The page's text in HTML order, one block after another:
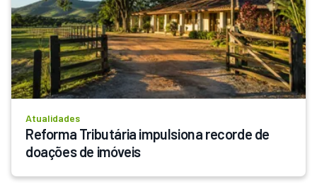
Atualidades
Reforma Tributária impulsiona recorde de
doações de imóveis